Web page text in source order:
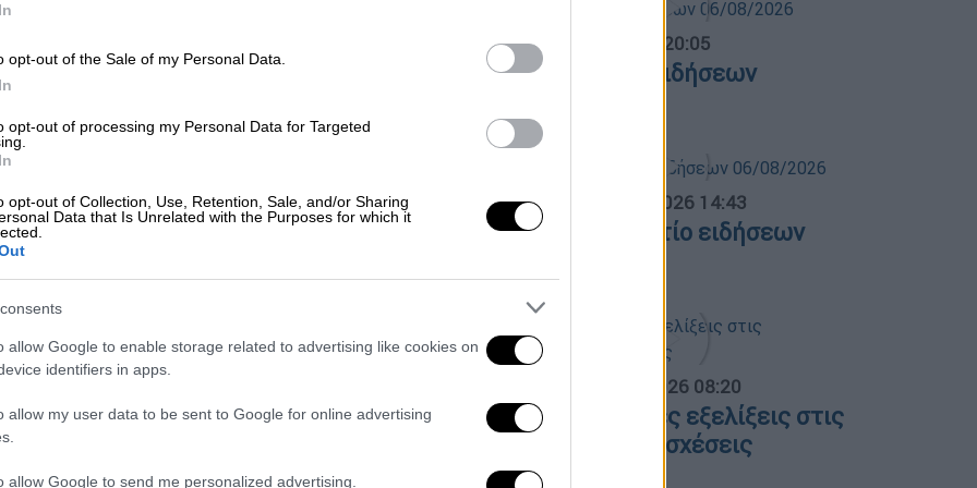
opt-out of the Sale of my Personal Data.
opt-out of processing my Personal Data for Targeted
opt-out of Collection, Use, Retention, Sale, and/or Sharing
Data that Is Unrelated with the Purposes for which it
allow Google to enable storage related to advertising like cookies on
identifiers in apps.
allow my user data to be sent to Google for online advertising
allow Google to send me personalized advertising.
Φάμελλος: Πρέπει να υπάρχει ένα
δίπλα στο εγχείρημα Τσίπρα
το καθεστώς Μητσοτάκη χρειάζεται
απάντηση», ανέφερε -μεταξύ άλλων- ο
του κόμματος δίπλα στην ΕΛ.Α.Σ.
Πολιτική|16.05.2026 19:00
Ραγδαίες εξελίξεις στον ΣΥΡΙΖΑ:
Ο Παύλος Πολάκης εκτός ΚΟ με
«Δεν επιτρέπω σε κανέναν να θίγει
Κεντρικό... 06.08.2026 20:05
Κεντρικό δελτίο ειδήσεων
Μεσημεριανό... 06.08.2026 14:43
Μεσημεριανό δελτίο ειδήσεων
06.08.2026 08:20
Όλες οι τελευταίες εξελίξεις στις
ελληνοτουρκικές σχέσεις